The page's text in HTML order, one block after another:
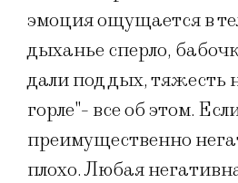
эмоция ощущается в
дыханье сперло,
дали под дых, тяжесть
горле"- все об этом.
преимущественно
плохо. Любая